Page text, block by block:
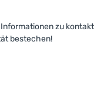
zu
bestechen!